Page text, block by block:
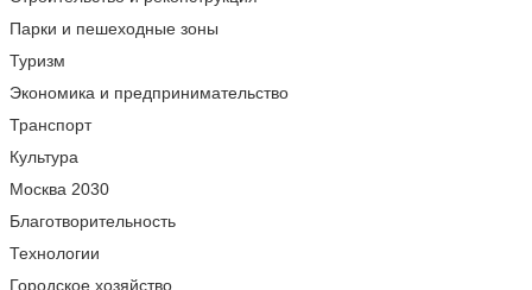
Парки и пешеходные зоны
Туризм
Экономика и предпринимательство
Транспорт
Культура
Москва 2030
Благотворительность
Технологии
Городское хозяйство